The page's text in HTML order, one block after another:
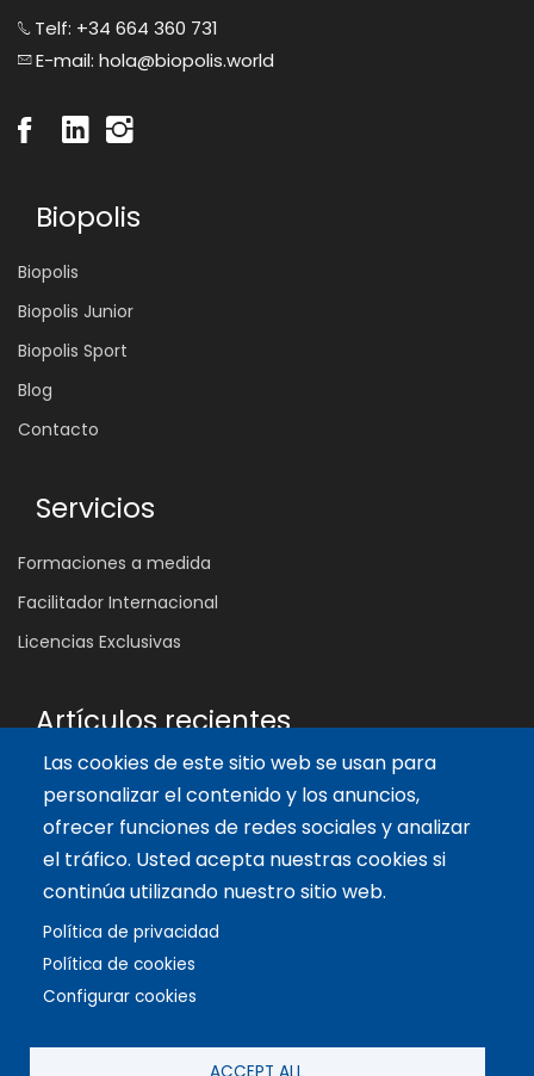
Las cookies de este sitio web se usan para
personalizar el contenido y los anuncios,
ofrecer funciones de redes sociales y analizar
el tráfico. Usted acepta nuestras cookies si
continúa utilizando nuestro sitio web.
Política de privacidad
Política de cookies
Configurar cookies
Telf: +34 664 360 731
E-mail: hola@biopolis.world
Biopolis
Biopolis
Biopolis Junior
Biopolis Sport
Blog
Contacto
Servicios
Formaciones a medida
Facilitador Internacional
Licencias Exclusivas
Artículos recientes
¿Por qué muchas reuniones no cambian nada?
4 Ago 2026
Las 5 Competencias Clave que Transforman el Aula:
Inspira, Conecta y Empodera
11 Oct 2024
Los 3 enfoques que inspiran el diseño del tablero de Biopolis
Copyright © 2021 Biopolis®. All rights reserved.
Política de privacidad·Aviso legal